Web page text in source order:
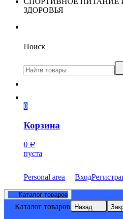
ЗДОРОВЬЯ
Поиск
0
Корзина
0 Р
пуста
Personal area Вход
Каталог товаров
Каталог товаров Назад